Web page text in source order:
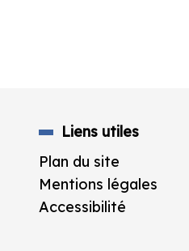
Liens utiles
Plan du site
Mentions légales
Accessibilité